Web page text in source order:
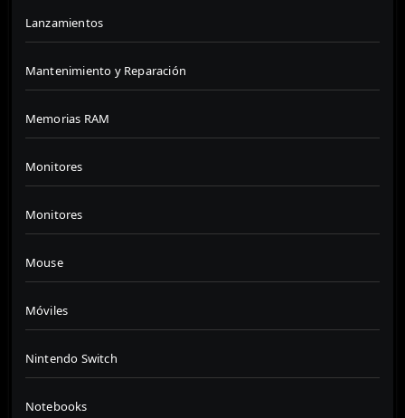
Lanzamientos
Mantenimiento y Reparación
Memorias RAM
Monitores
Monitores
Mouse
Móviles
Nintendo Switch
Notebooks